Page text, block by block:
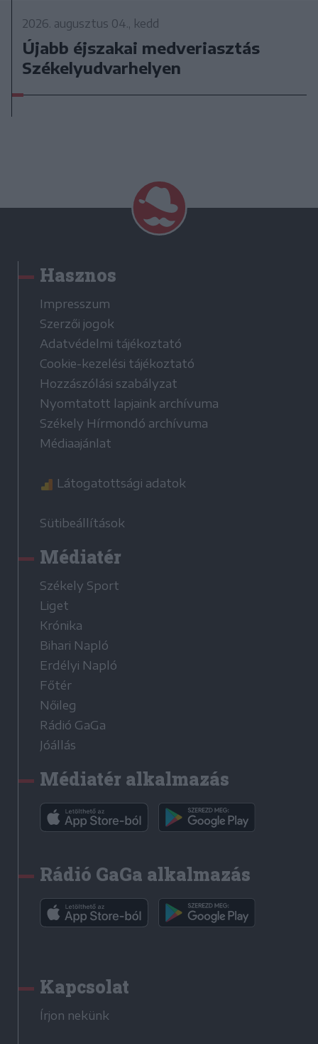
2026. augusztus 04., kedd
Újabb éjszakai medveriasztás
Székelyudvarhelyen
Hasznos
Impresszum
Szerzői jogok
Adatvédelmi tájékoztató
Cookie-kezelési tájékoztató
Hozzászólási szabályzat
Nyomtatott lapjaink archívuma
Székely Hírmondó archívuma
Médiaajánlat
Látogatottsági adatok
Sütibeállítások
Médiatér
Székely Sport
Liget
Krónika
Bihari Napló
Erdélyi Napló
Főtér
Nőileg
Rádió GaGa
Jóállás
Médiatér alkalmazás
Rádió GaGa alkalmazás
Kapcsolat
Írjon nekünk